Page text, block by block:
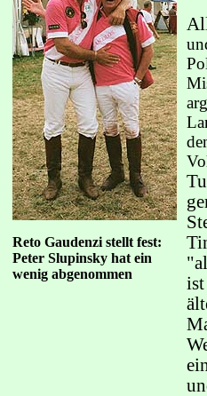
Reto Gaudenzi stellt fest:
Peter Slupinsky hat ein
wenig abgenommen